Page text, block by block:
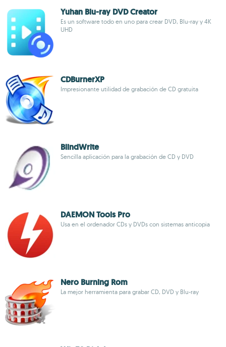
Yuhan Blu-ray DVD Creator
Es un software todo en uno para crear DVD, Blu-ray y 4K
UHD
CDBurnerXP
Impresionante utilidad de grabación de CD gratuita
BlindWrite
Sencilla aplicación para la grabación de CD y DVD
DAEMON Tools Pro
Usa en el ordenador CDs y DVDs con sistemas anticopia
Nero Burning Rom
La mejor herramienta para grabar CD, DVD y Blu-ray